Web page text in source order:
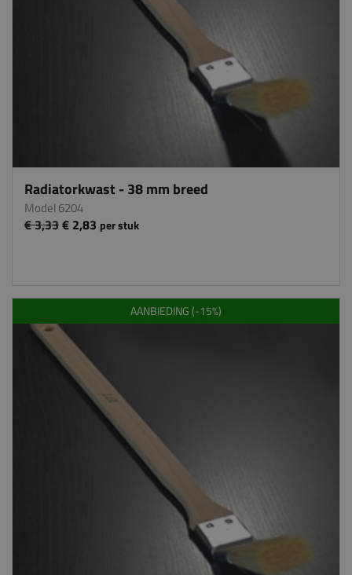
Radiatorkwast - 38 mm breed
Model 6204
€ 3,33€ 2,83 per stuk
AANBIEDING (-15%)